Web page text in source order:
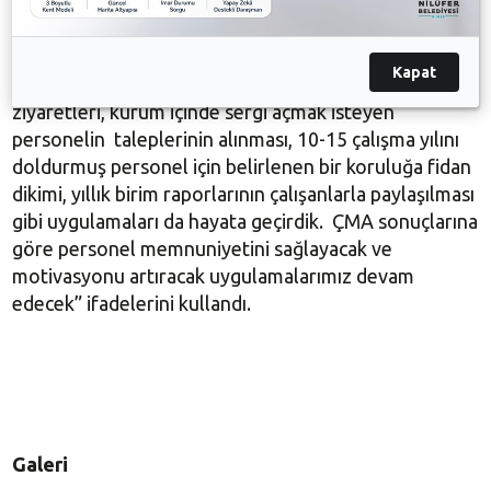
Kermesin yanı sıra, personel ile Başkan buluşmaları,
Nilüfer Belediyesi Başkan Yardımcıları’nın personel
ziyaretleri, kurum içinde sergi açmak isteyen
personelin taleplerinin alınması, 10-15 çalışma yılını
doldurmuş personel için belirlenen bir koruluğa fidan
dikimi, yıllık birim raporlarının çalışanlarla paylaşılması
gibi uygulamaları da hayata geçirdik. ÇMA sonuçlarına
göre personel memnuniyetini sağlayacak ve
motivasyonu artıracak uygulamalarımız devam
edecek” ifadelerini kullandı.
Galeri
Kapat